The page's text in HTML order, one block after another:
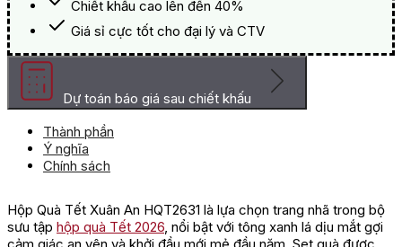
Chiết khấu cao lên đến 40%
Giá sỉ cực tốt cho đại lý và CTV
Dự toán báo giá sau chiết khấu
Thành phần
Ý nghĩa
Chính sách
Hộp Quà Tết Xuân An HQT2631 là lựa chọn trang nhã trong bộ
sưu tập hộp quà Tết 2026 , nổi bật với tông xanh lá dịu mắt gợi
cảm giác an yên và khởi đầu mới mẻ đầu năm. Set quà được